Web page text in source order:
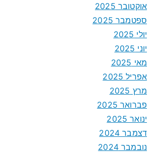
אוקטובר 2025
ספטמבר 2025
יולי 2025
יוני 2025
מאי 2025
אפריל 2025
מרץ 2025
פברואר 2025
ינואר 2025
דצמבר 2024
נובמבר 2024